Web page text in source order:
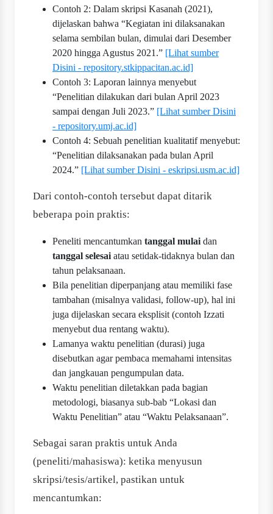
Contoh 2: Dalam skripsi Kasanah (2021),
dijelaskan bahwa “Kegiatan ini dilaksanakan
selama sembilan bulan, dimulai dari Desember
2020 hingga Agustus 2021.” [Lihat sumber
Disini - repository.stkippacitan.ac.id]
Contoh 3: Laporan lainnya menyebut
“Penelitian dilakukan dari bulan April 2023
sampai dengan Juli 2023.” [Lihat sumber Disini
- repository.umj.ac.id]
Contoh 4: Sebuah penelitian kualitatif menyebut:
“Penelitian dilaksanakan pada bulan April
2024.” [Lihat sumber Disini - eskripsi.usm.ac.id]
Dari contoh-contoh tersebut dapat ditarik
beberapa poin praktis:
Peneliti mencantumkan tanggal mulaidan
tanggal selesaiatau setidak-tidaknya bulan dan
tahun pelaksanaan.
Bila penelitian diperpanjang atau memiliki fase
tambahan (misalnya validasi, follow-up), hal ini
juga dijelaskan secara eksplisit (contoh Izzati
menyebut dua rentang waktu).
Lamanya waktu penelitian (durasi) juga
disebutkan agar pembaca memahami intensitas
dan jangkauan pengumpulan data.
Waktu penelitian diletakkan pada bagian
metodologi, biasanya sub-bab “Lokasi dan
Waktu Penelitian” atau “Waktu Pelaksanaan”.
Sebagai saran praktis untuk Anda
(peneliti/mahasiswa): ketika menyusun
skripsi/tesis/artikel, pastikan untuk
mencantumkan: